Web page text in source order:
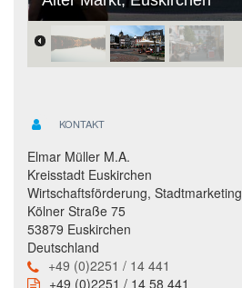
KONTAKT
Elmar Müller M.A.
Kreisstadt Euskirchen
Wirtschaftsförderung, Stadtmarketing
Kölner Straße 75
53879 Euskirchen
Deutschland
+49 (0)2251 / 14 441
+49 (0)2251 / 14 58 441